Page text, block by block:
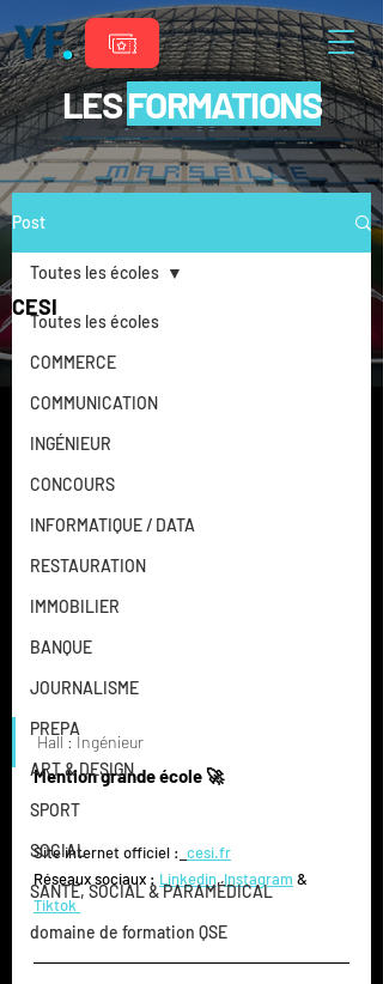
LESFORMATIONS
Post
Toutes les écoles
COMMERCE
COMMUNICATION
INGÉNIEUR
CONCOURS
INFORMATIQUE / DATA
RESTAURATION
IMMOBILIER
BANQUE
JOURNALISME
PREPA
ART & DESIGN
SPORT
SOCIAL
SANTÉ, SOCIAL & PARAMÉDICAL
domaine de formation QSE
Toutes les écoles
CESI
Hall : Ingénieur
Mention grande école 🚀
Site internet officiel : cesi.fr
Réseaux sociaux : Linkedin, Instagram &
Tiktok